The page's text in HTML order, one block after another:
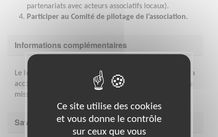
partenariats avec acteurs associatifs locaux).
Participer au Comité de pilotage de l’association.
Informations complémentaires
Le bénévole aura accès à des formations internes et sera
accompagné par un responsable dans ses débuts dans sa
mission
Savoir être & compétences
Ce site utilise des cookies
et vous donne le contrôle
sur ceux que vous